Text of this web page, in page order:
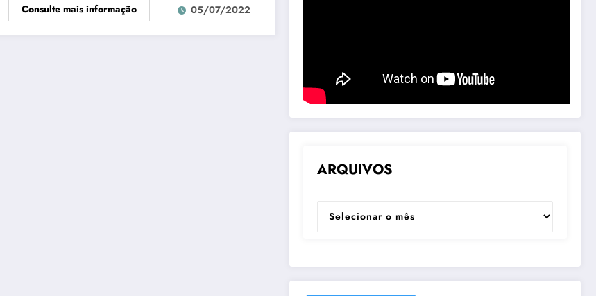
Consulte mais informação 05/07/2022
ARQUIVOS
ARQUIVOS